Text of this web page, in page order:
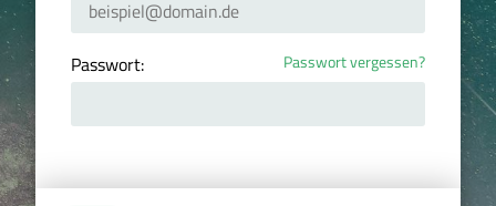
Passwort: Passwort vergessen?